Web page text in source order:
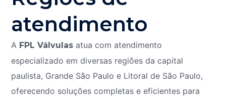
atendimento
A FPL Válvulas atua com atendimento
especializado em diversas regiões da capital
paulista, Grande São Paulo e Litoral de São Paulo,
oferecendo soluções completas e eficientes para